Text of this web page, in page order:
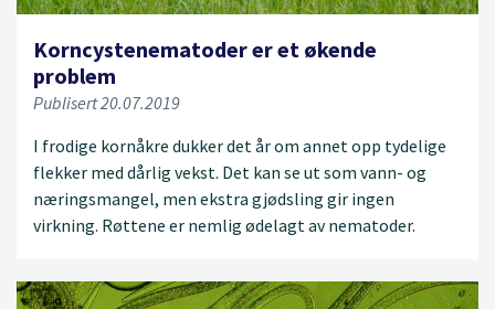
Korncystenematoder er et økende
problem
Publisert 20.07.2019
I frodige kornåkre dukker det år om annet opp tydelige
flekker med dårlig vekst. Det kan se ut som vann- og
næringsmangel, men ekstra gjødsling gir ingen
virkning. Røttene er nemlig ødelagt av nematoder.